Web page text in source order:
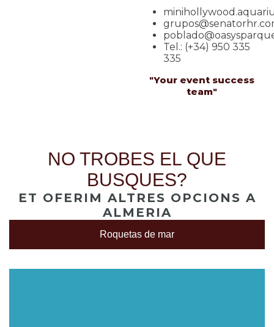
Tel.: (+34) 950 335
335
"Your event success
team"
NO TROBES EL QUE
BUSQUES?
ET OFERIM ALTRES OPCIONS A
ALMERIA
Roquetas de mar